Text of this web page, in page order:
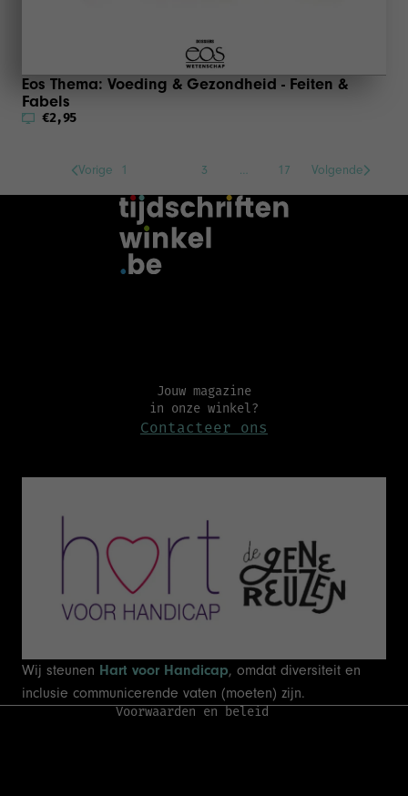
Eos Thema: Voeding & Gezondheid - Feiten &
Fabels
€2,95
Vorige 1 3 … 17 Volgende
Jouw magazine
in onze winkel?
Contacteer ons
Wij steunen Hart voor Handicap, omdat diversiteit en
inclusie communicerende vaten (moeten) zijn.
Voorwaarden en beleid
Terugbetalingsbeleid
Privacybeleid